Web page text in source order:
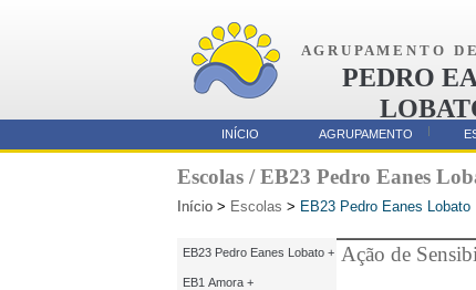
A G R U P A M E N T O D
PEDRO
AMORA
Escolas / EB23 Pedro Eanes
Início
Início > Escolas > EB23 Pedro Eanes Lobato
Ação de
EB23 Pedro Eanes Lobato +
EB1 Amora +
Parcerias
INÍCIO AGRUPAMENTO